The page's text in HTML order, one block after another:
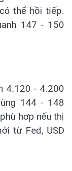
thể hồi tiếp.
147 - 150
4.120 - 4.200
144 - 148
hợp nếu thị
từ Fed, USD